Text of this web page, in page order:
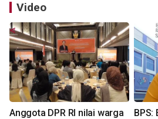
Video
Anggota DPR RI nilai warga
BPS: